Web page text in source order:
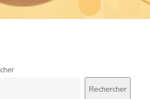
Rechercher